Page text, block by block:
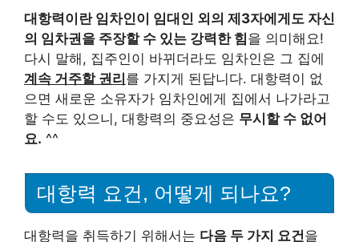
대항력이란 임차인이 임대인 외의 제3자에게도 자신
의 임차권을 주장할 수 있는 강력한 힘을 의미해요!
다시 말해, 집주인이 바뀌더라도 임차인은 그 집에
계속 거주할 권리 를 가지게 된답니다. 대항력이 없
으면 새로운 소유자가 임차인에게 집에서 나가라고
할 수도 있으니, 대항력의 중요성은 무시할 수 없어
요. ^^
대항력 요건, 어떻게 되나요?
대항력을 취득하기 위해서는 다음 두 가지 요건을